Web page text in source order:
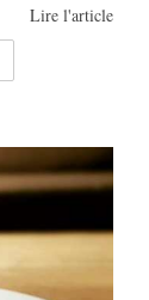
Lire l'article